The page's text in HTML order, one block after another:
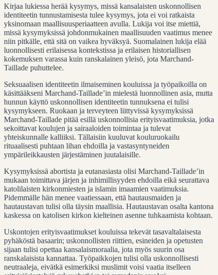
Kirjaa lukiessa herää kysymys, missä kansalaisten uskonnollisen
identiteetin tunnustamisesta tulee kysymys, jota ei voi ratkaista
yksinomaan maallisuusperiaatteen avulla. Lukija voi itse miettiä,
missä kysymyksissä johdonmukainen maallisuuden vaatimus menee
niin pitkälle, että sitä on vaikea hyväksyä. Suomalainen lukija elää
luonnollisesti erilaisessa kontekstissa ja erilaisen historiallisen
kokemuksen varassa kuin ranskalainen yleisö, jota Marchand-
Taillade puhuttelee.
Seksuaalisen identiteetin ilmaiseminen kouluissa ja työpaikoilla on
käsittääkseni Marchand-Taillade’in mielestä luonnollinen asia, mutta
hunnun käyttö uskonnollisen identiteetin tunnuksena ei tulisi
kysymykseen. Ruokaan ja terveyteen liittyvissä kysymyksissä
Marchand-Taillade pitää esillä uskonnollisia erityisvaatimuksia, jotka
sekoittavat koulujen ja sairaaloiden toimintaa ja tulevat
yhteiskunnalle kalliiksi. Tällaisiin kuuluvat kouluruokailu
rituaalisesti puhtaan lihan ehdoilla ja vastasyntyneiden
ympärileikkausten järjestäminen juutalaisille.
Kysymyksissä abortista ja eutanasiasta olisi Marchand-Taillade’in
mukaan toimittava järjen ja inhimillisyyden ehdoilla eikä seurattava
katolilaisten kirkonmiesten ja islamin imaamien vaatimuksia.
Pidemmälle hän menee vaatiessaan, että hautausmaiden ja
hautaustavan tulisi olla täysin maallisia. Hautaustavan osalta kantona
kaskessa on katolisen kirkon kielteinen asenne tuhkaamista kohtaan.
Uskontojen erityisvaatimukset kouluissa tekevät tasavaltalaisesta
pyhäköstä basaarin; uskonnollisten riittien, esineiden ja opetusten
sijaan tulisi opettaa kansalaismoraalia, jota myös suurin osa
ranskalaisista kannattaa. Työpaikkojen tulisi olla uskonnollisesti
neutraaleja, eivätkä esimerkiksi muslimit voisi vaatia itselleen